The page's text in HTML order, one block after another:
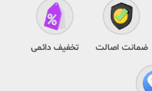
ضمانت اصالت تخفیف دائمی